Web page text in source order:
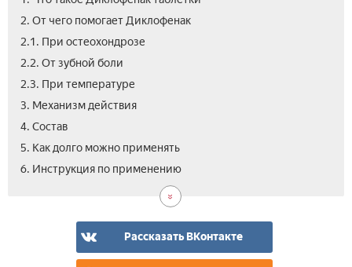
2. От чего помогает Диклофенак
2.1. При остеохондрозе
2.2. От зубной боли
2.3. При температуре
3. Механизм действия
4. Состав
5. Как долго можно применять
6. Инструкция по применению
Рассказать ВКонтакте